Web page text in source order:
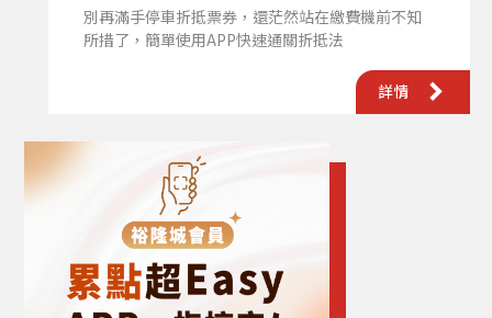
別再滿手停車折抵票券，還茫然站在繳費機前不知
所措了，簡單使用APP快速通關折抵法
詳情